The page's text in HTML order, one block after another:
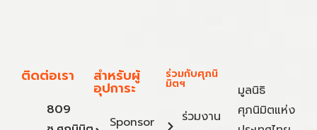
ติดต่อเรา
809
สำหรับผู้
อุปการะ
Sponsor
ร่วมกับศุภนิ
มิตฯ
ร่วมงาน
มูลนิธิ
ศุภนิมิตแห่ง